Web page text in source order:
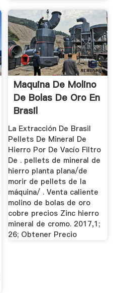
Maquina De Molino
De Bolas De Oro En
Brasil
La Extracción De Brasil
Pellets De Mineral De
Hierro Por De Vacío Filtro
De . pellets de mineral de
hierro planta plana/de
morir de pellets de la
máquina/ . Venta caliente
molino de bolas de oro
cobre precios Zinc hierro
mineral de cromo. 2017,1;
26; Obtener Precio